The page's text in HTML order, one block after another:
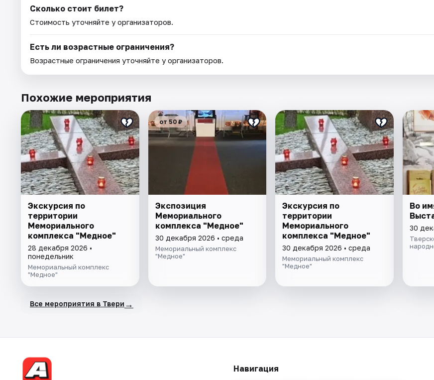
Сколько стоит билет?
Стоимость уточняйте у организаторов.
Есть ли возрастные ограничения?
Возрастные ограничения уточняйте у организаторов.
Похожие мероприятия
Экскурсия по
территории
Мемориального
комплекса "Медное"
28 декабря 2026 •
понедельник
Мемориальный комплекс
"Медное"
от 50 ₽
Экспозиция
Мемориального
комплекса "Медное"
30 декабря 2026 • среда
Мемориальный комплекс
"Медное"
Экскурсия по
территории
Мемориального
комплекса "Медное"
30 декабря 2026 • среда
Мемориальный комплекс
"Медное"
Во
30
Все мероприятия в Твери →
Навигация